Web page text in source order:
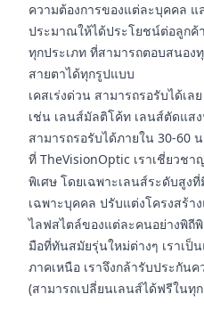
ความต้องการของแต่ละบุคคล
ประมาณให้ได้ประโยชน์ต่อลูกค้
ทุกประเภท ที่สามารถตอบสนอง
สายตาได้ทุกรูปแบบ
เคสเร่งด่วน สามารถรอรับได้เ
เช่น เลนส์มัลติโค้ท เลนส์ตัดแส
สามารถรอรับได้ภายใน 30-60
ที่ TheVisionOptic เราเชี่ยวชา
พิเศษ โดยเฉพาะเลนส์ระดับสูง
เฉพาะบุคคล ปรับแต่งโครงสร้า
ไลฟสไตล์ของแต่ละคนอย่างพิถี
มือที่ทันสมัยรุ่นใหม่ต่างๆ เราเ
ภาคเหนือ เราจึงกล้ารับประกัน
(สามารถเปลี่ยนเลนส์ได้ฟรีในทุ